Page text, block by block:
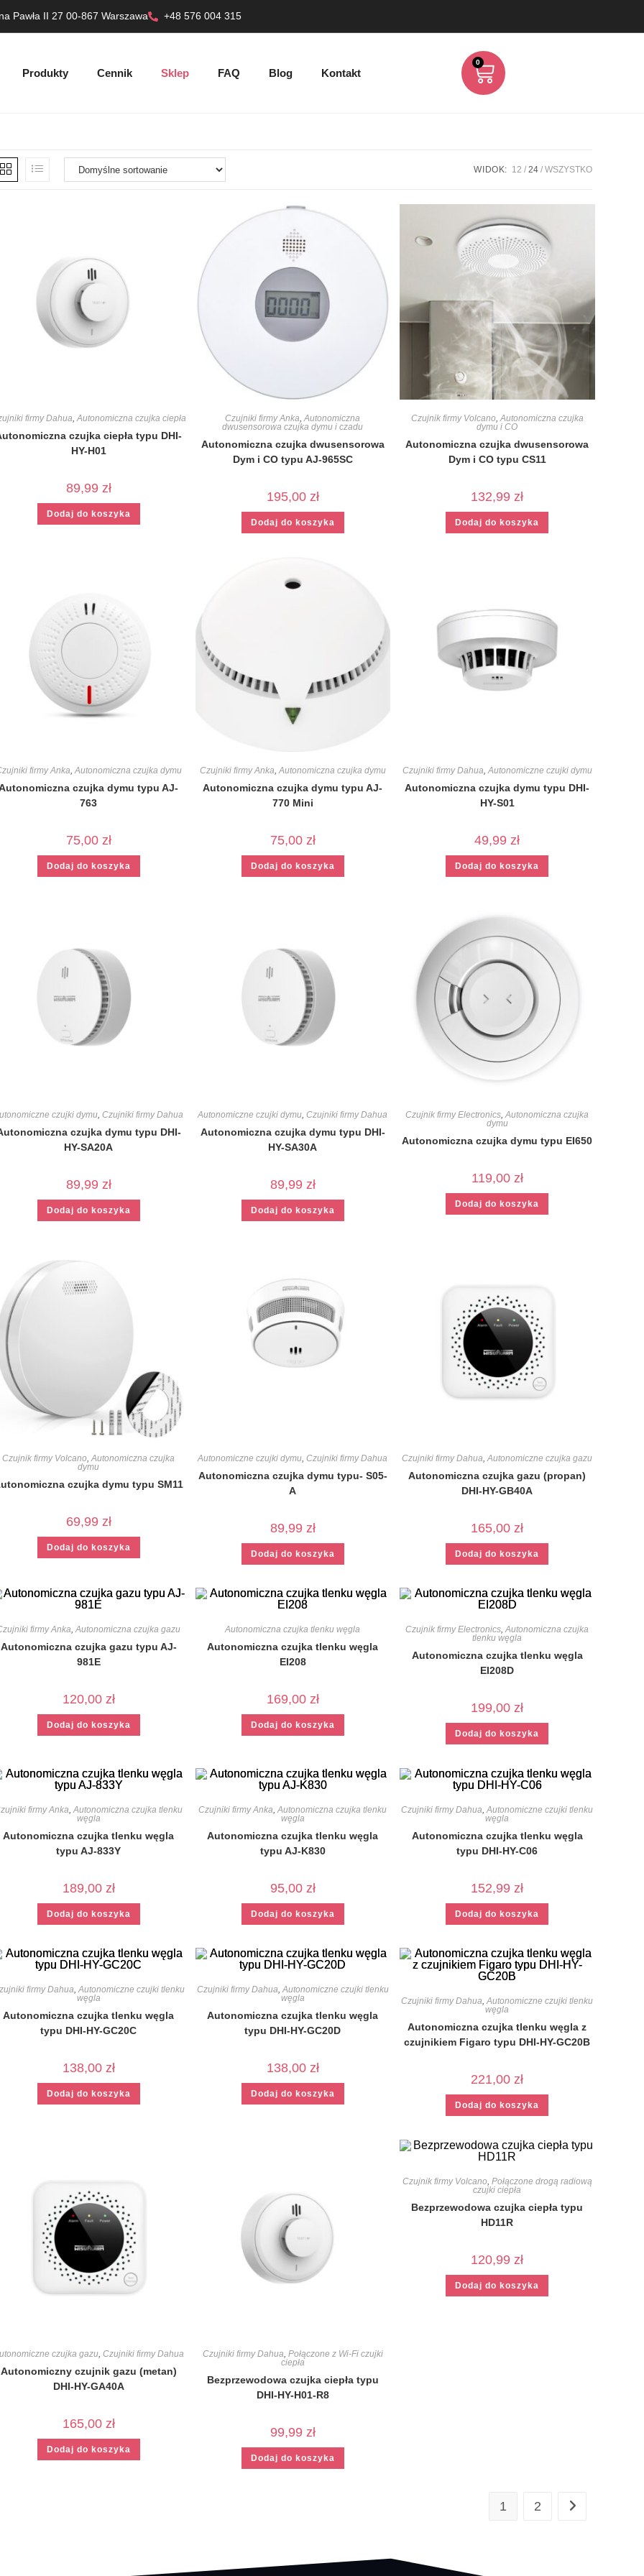
Pawła II 27 00-867 Warszawa +48 576 004 315
Produkty Cennik Sklep FAQ Blog Kontakt
0
WIDOK: 12 24 WSZYSTKO
firmy Dahua,Autonomiczna czujka ciepła
czujka ciepła typu DHI-
HY-H01
89,99 zł
Dodaj do koszyka
Czujniki firmy Anka,Autonomiczna
dwusensorowa czujka dymu i czadu
Autonomiczna czujka dwusensorowa
Dym i CO typu AJ-965SC
195,00 zł
Dodaj do koszyka
Czujnik firmy Volcano,Autonomiczna czujka
dymu i CO
Autonomiczna czujka dwusensorowa
Dym i CO typu CS11
132,99zł
Dodaj do koszyka
firmy Anka,Autonomiczna czujka dymu
czujka dymu typu AJ-
763
75,00 zł
Dodaj do koszyka
Czujniki firmy Anka,Autonomiczna czujka dymu
Autonomiczna czujka dymu typu AJ-
770 Mini
75,00 zł
Dodaj do koszyka
Czujniki firmy Dahua,Autonomiczne czujki dymu
Autonomiczna czujka dymu typu DHI-
HY-S01
49,99zł
Dodaj do koszyka
czujki dymu ,Czujniki firmy Dahua
czujka dymu typu DHI-
HY-SA20A
89,99 zł
Dodaj do koszyka
Autonomiczne czujki dymu ,Czujniki firmy Dahua
Autonomiczna czujka dymu typu DHI-
HY-SA30A
89,99 zł
Dodaj do koszyka
Czujnik firmy Electronics ,Autonomiczna czujka
dymu
Autonomiczna czujka dymu typu EI650
119,00 zł
Dodaj do koszyka
Czujnik firmy Volcano,Autonomiczna czujka
dymu
czujka dymu typu SM11
69,99 zł
Dodaj do koszyka
Autonomiczne czujki dymu,Czujniki firmy Dahua
Autonomiczna czujka dymu typu- S05-
A
89,99 zł
Dodaj do koszyka
Czujniki firmy Dahua,Autonomiczne czujka gazu
Autonomiczna czujka gazu (propan)
DHI-HY-GB40A
165,00 zł
Dodaj do koszyka
firmy Anka,Autonomiczna czujka gazu
Autonomiczna czujka gazu typu AJ-
981E
120,00 zł
Dodaj do koszyka
Autonomiczna czujka tlenku węgla
Autonomiczna czujka tlenku węgla
EI208
169,00 zł
Dodaj do koszyka
Czujnik firmy Electronics,Autonomiczna czujka
tlenku węgla
Autonomiczna czujka tlenku węgla
EI208D
199,00zł
Dodaj do koszyka
firmy Anka,Autonomiczna czujka tlenku
węgla
Autonomiczna czujka tlenku węgla
typu AJ-833Y
189,00 zł
Dodaj do koszyka
Czujniki firmy Anka,Autonomiczna czujka tlenku
węgla
Autonomiczna czujka tlenku węgla
typu AJ-K830
95,00 zł
Dodaj do koszyka
Czujniki firmy Dahua,Autonomiczne czujki tlenku
węgla
Autonomiczna czujka tlenku węgla
typu DHI-HY-C06
152,99 zł
Dodaj do koszyka
firmy Dahua,Autonomiczne czujki tlenku
węgla
Autonomiczna czujka tlenku węgla
typu DHI-HY-GC20C
138,00 zł
Dodaj do koszyka
Czujniki firmy Dahua,Autonomiczne czujki tlenku
węgla
Autonomiczna czujka tlenku węgla
typu DHI-HY-GC20D
138,00 zł
Dodaj do koszyka
Czujniki firmy Dahua,Autonomiczne czujki tlenku
węgla
Autonomiczna czujka tlenku węgla z
czujnikiem Figaro typu DHI-HY-GC20B
221,00zł
Dodaj do koszyka
czujka gazu, Czujniki firmy Dahua
Autonomiczny czujnik gazu (metan)
DHI-HY-GA40A
165,00 zł
Dodaj do koszyka
Czujniki firmy Dahua Połączone z Wi-Fi czujki
ciepła
Bezprzewodowa czujka ciepła typu
DHI-HY-H01-R8
99,99 zł
Dodaj do koszyka
Czujnik firmy Volcano, Połączone drogą radiową
czujki ciepła
Bezprzewodowa czujka ciepła typu
HD11R
120,99 zł
Dodaj do koszyka
1 2